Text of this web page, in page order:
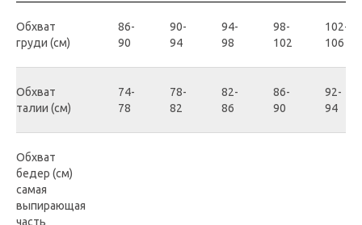
Обхват
груди (см)
86-
90
90-
94
94-
98
98-
102
102-
106
Обхват
талии (см)
74-
78
78-
82
82-
86
86-
90
92-
94
Обхват
бедер (см)
самая
выпирающая
часть